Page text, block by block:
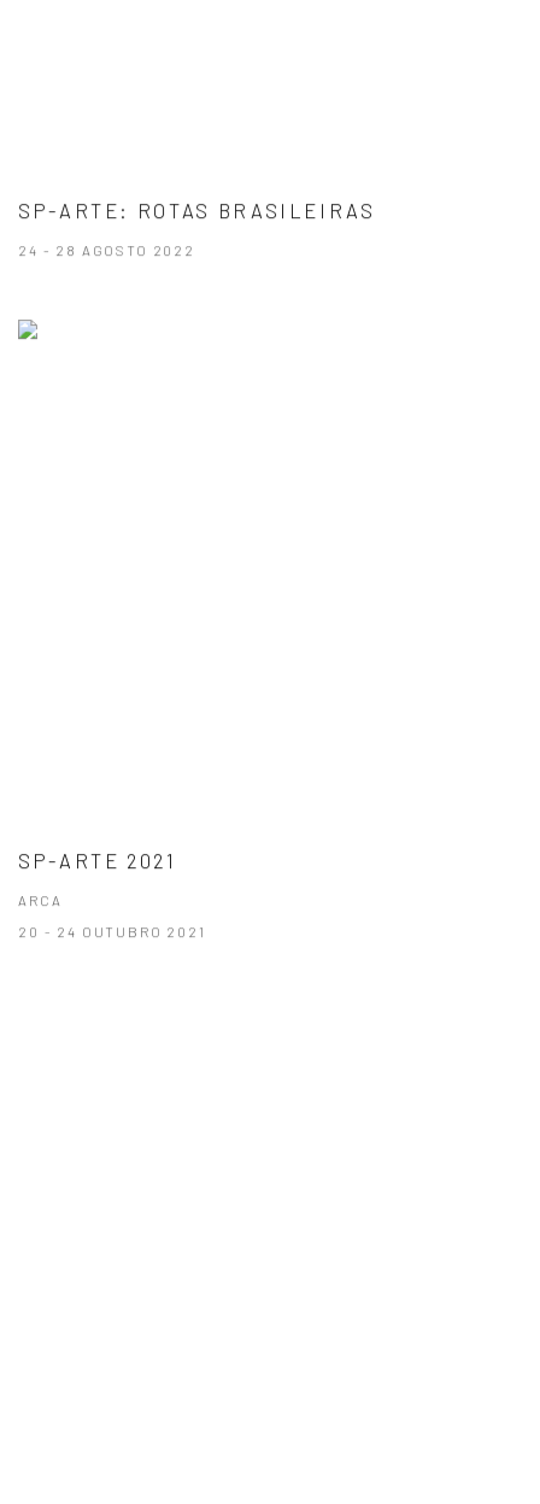
SP-ARTE: ROTAS BRASILEIRAS
24 - 28 AGOSTO 2022
SP-ARTE 2021
ARCA
20 - 24 OUTUBRO 2021